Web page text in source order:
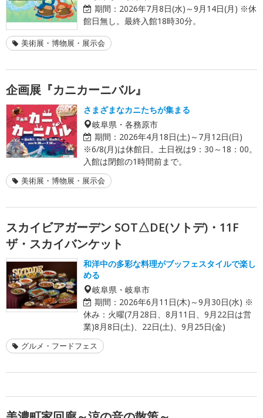
期間： 2026年7月8日(水)～9月14日(月) ※休
館日無し。最終入館18時30分。
美術展・博物展・展示会
企画展『カニカーニバル』
さまざまなカニたちが集まる
岐阜県・各務原市
期間： 2026年4月18日(土)～7月12日(日)
※6/8(月)は休館日。土日祝は9：30～18：00。
入館は閉館の1時間前まで。
美術展・博物展・展示会
スカイビアガーデン SOT△DE(ソトデ)・11F
ザ・スカイバンケット
和洋中の多彩な料理がブッフェスタイルで楽し
める
岐阜県・岐阜市
期間： 2026年6月11日(木)～9月30日(水) ※
休み：火曜(7月28日、8月11日、9月22日は営
業)8月8日(土)、22日(土)、9月25日(金)
グルメ・フードフェス